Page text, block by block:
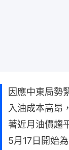
因應中東局勢
入油成本高昂
著近月油價趨
5月17日開始